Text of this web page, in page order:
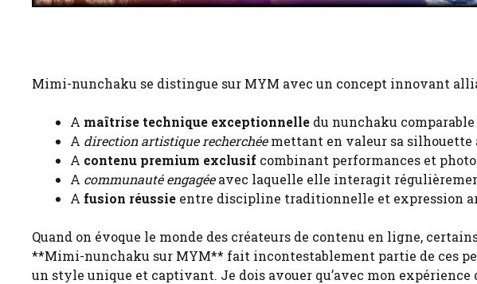
Mimi-nunchaku se distingue sur MYM avec un concept innovant
A maîtrise technique exceptionnelle du nunchaku
A direction artistique recherchéemettant en valeur sa silhouette
A contenu premium exclusif combinant performances et
A communauté engagéeavec laquelle elle interagit
A fusion réussie entre discipline traditionnelle et expression
Quand on évoque le monde des créateurs de contenu en ligne,
**Mimi-nunchaku sur MYM** fait incontestablement partie de ces
un style unique et captivant. Je dois avouer qu’avec mon expérience